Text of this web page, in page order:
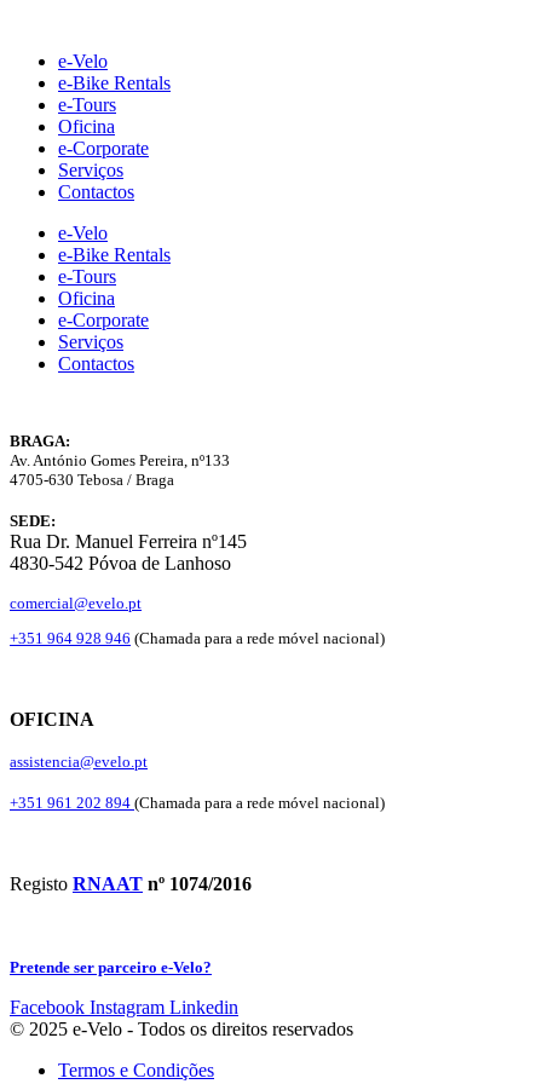
contente-Velo
e-Bike Rentals
e-Tours
Oficina
e-Corporate
Serviços
Contactos
e-Velo
e-Bike Rentals
e-Tours
Oficina
e-Corporate
Serviços
Contactos
BRAGA:
Av. António Gomes Pereira, nº133
4705-630 Tebosa / Braga
SEDE:
Rua Dr. Manuel Ferreira nº145
4830-542 Póvoa de Lanhoso
comercial@evelo.pt
+351 964 928 946 (Chamada para a rede móvel nacional)
OFICINA
assistencia@evelo.pt
+351 961 202 894 (Chamada para a rede móvel nacional)
Registo RNAAT nº 1074/2016
Pretende ser parceiro e-Velo?
Facebook Instagram Linkedin
© 2025 e-Velo - Todos os direitos reservados
Termos e Condições